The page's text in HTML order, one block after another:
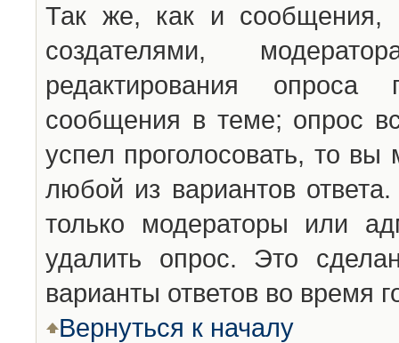
Так же, как и сообщения,
создателями,
редактирования опроса
сообщения в теме; опрос
успел проголосовать, то вы
любой из вариантов
только модераторы или
удалить опрос. Это
варианты ответов во время
Вернуться к началу